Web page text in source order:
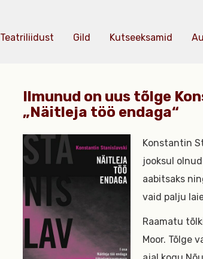
Teatriliidust Gild Kutseeksamid
Ilmunud on uus tõlge
„Näitleja töö endaga“
Konstantin
jooksul
aabitsaks
vaid palju
Raamatu
Moor. Tõlge